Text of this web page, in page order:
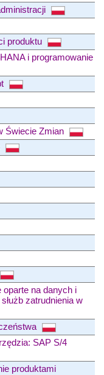
produktu
i programowanie
Świecie Zmian
na danych i
zatrudnienia w
SAP S/4
produktami